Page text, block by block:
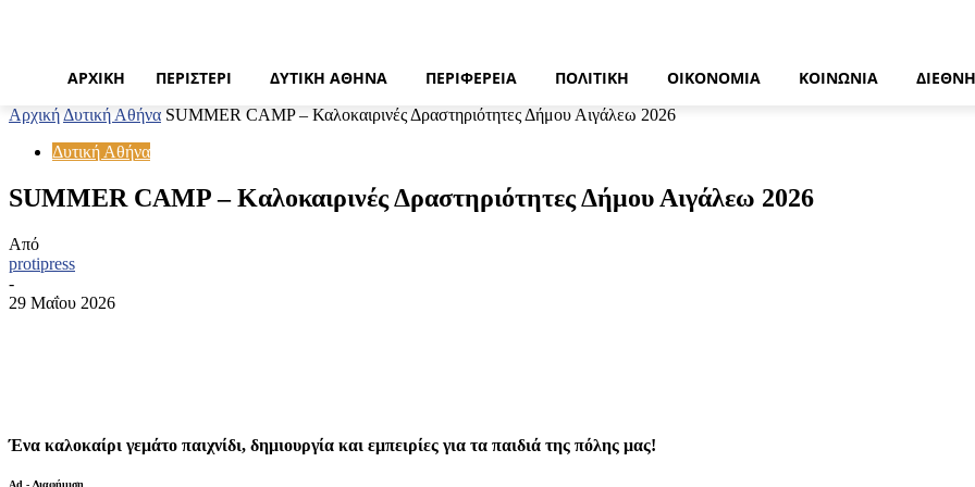
ΑΡΧΙΚΉ ΠΕΡΙΣΤΈΡΙ ΔΥΤΙΚΉ ΑΘΉΝΑ ΠΕΡΙΦΈΡΕΙΑ ΠΟΛΙΤΙΚΉ ΟΙΚΟΝΟΜΊΑ ΚΟΙΝΩΝΊΑ ΔΙΕΘΝΉ
Αρχική Δυτική Αθήνα SUMMER CAMP – Καλοκαιρινές Δραστηριότητες Δήμου Αιγάλεω 2026
Δυτική Αθήνα
SUMMER CAMP – Καλοκαιρινές Δραστηριότητες Δήμου Αιγάλεω 2026
Από
protipress
-
29 Μαΐου 2026
Ένα καλοκαίρι γεμάτο παιχνίδι, δημιουργία και εμπειρίες για τα παιδιά της πόλης μας!
Ad - Διαφήμιση